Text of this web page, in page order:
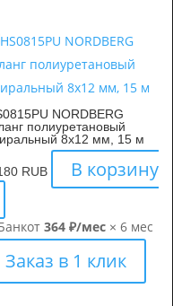
NORDBERG
полиуретановый
8х12 мм, 15 м
RUB В корзину
от364 ₽/мес × 6 мес
Заказ в 1 клик